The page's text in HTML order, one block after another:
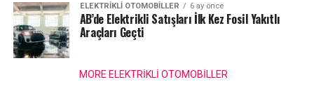
ELEKTRIKLI OTOMOBILLER 6 ay önce
AB’de Elektrikli Satışları İlk Kez Fosil Yakıtlı
Araçları Geçti
MORE ELEKTRIKLI OTOMOBILLER